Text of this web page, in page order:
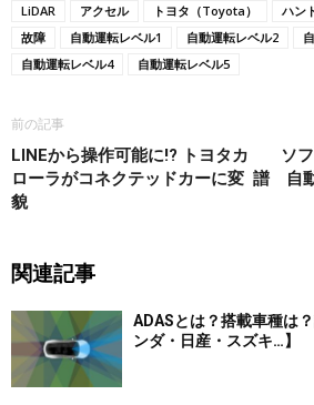
LiDAR
アクセル トヨタ（Toyota） ハン
故障
自動運転レベル1 自動運転レベル2
自動運転レベル4
自動運転レベル5
前の記事
LINEから操作可能に!? トヨタカ
ローラがコネクテッドカーに変
貌
ソ
譜 自
関連記事
ADASとは？搭載車種は
ンダ・日産・スズキ…】